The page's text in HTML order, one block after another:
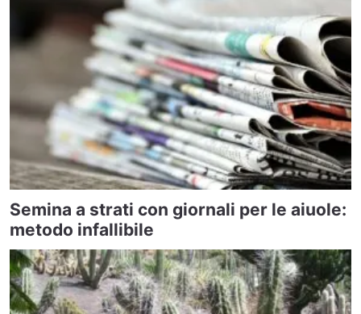
Semina a strati con giornali per le aiuole:
metodo infallibile